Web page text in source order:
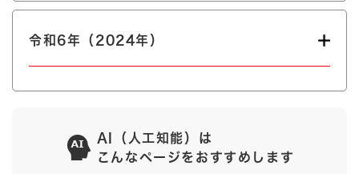
令和6年（2024年）
AI（人工知能）は
こんなページをおすすめします